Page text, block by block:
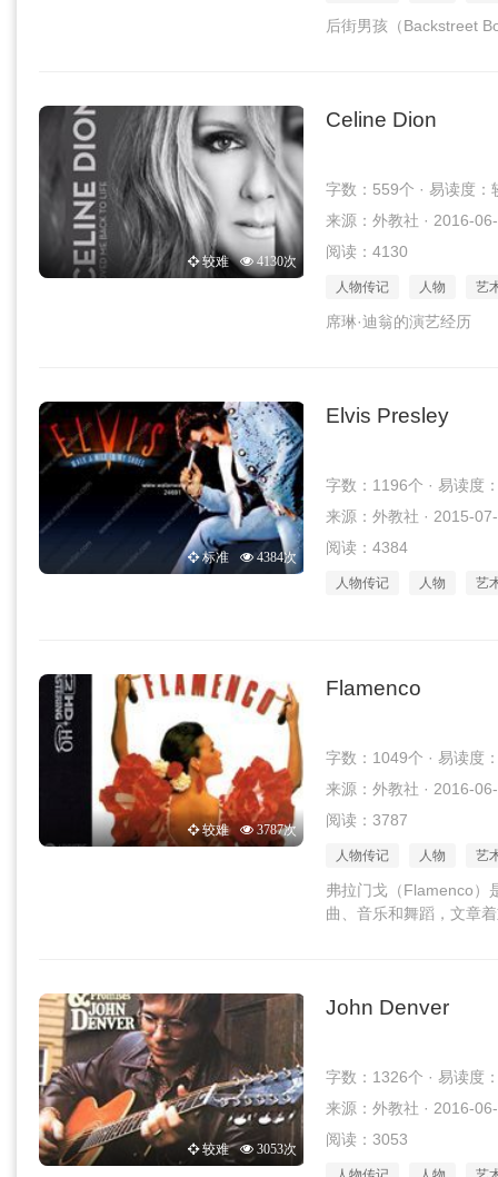
后街男孩（Backstreet
较难 4130次
Celine Dion
字数：559个 · 易读度：
来源：外教社 · 2016-
阅读：4130
人物传记 人物 艺
席琳·迪翁的演艺经历
标准 4384次
Elvis Presley
字数：1196个 · 易读度
来源：外教社 · 2015-
阅读：4384
人物传记 人物 艺
较难 3787次
Flamenco
字数：1049个 · 易读度
来源：外教社 · 2016-
阅读：3787
人物传记 人物 艺
弗拉门戈（Flamenco）
曲、音乐和舞蹈，文章
较难 3053次
John Denver
字数：1326个 · 易读度
来源：外教社 · 2016-
阅读：3053